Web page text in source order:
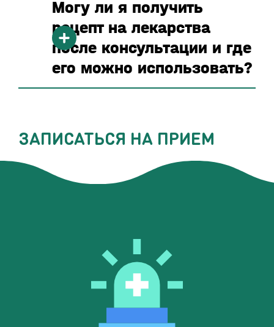
Могу ли я получить
рецепт на лекарства
после консультации и где
его можно использовать?
ЗАПИСАТЬСЯ НА ПРИЕМ